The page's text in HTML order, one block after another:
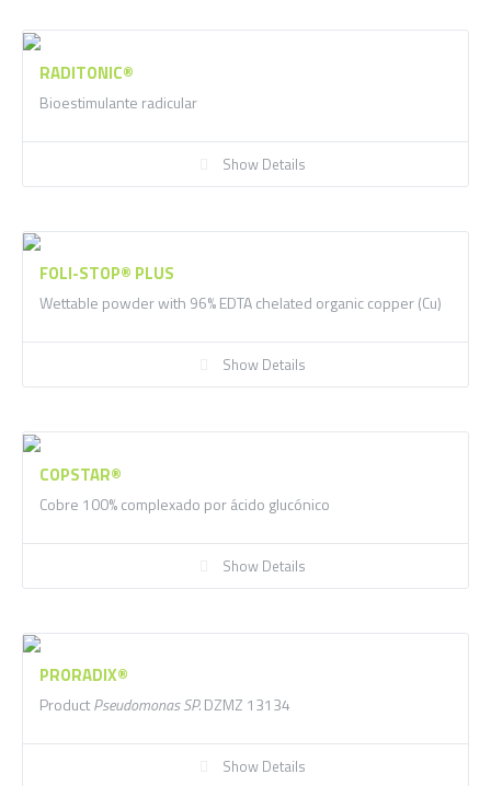
RADITONIC®
Bioestimulante radicular
Show Details
FOLI-STOP® PLUS
Wettable powder with 96% EDTA chelated organic copper (Cu)
Show Details
COPSTAR®
Cobre 100% complexado por ácido glucónico
Show Details
PRORADIX®
ProductPseudomonas SP.DZMZ 13134
Show Details